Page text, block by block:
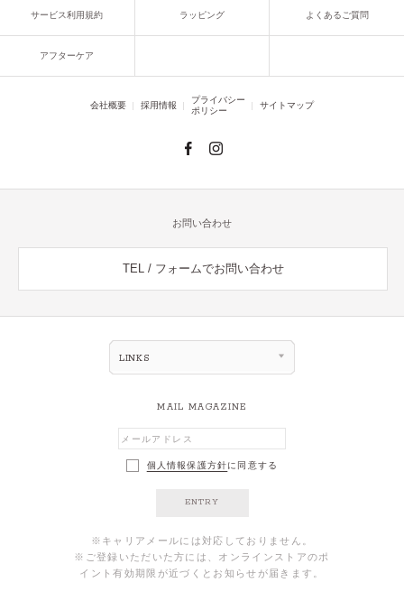
サービス利用規約 ラッピング よくあるご質問
アフターケア
会社概要 採用情報
プライバシー
ポリシー
サイトマップ
お問い合わせ
TEL / フォームでお問い合わせ
LINKS
MAIL MAGAZINE
個人情報保護方針に同意する
ENTRY
※キャリアメールには対応しておりません。
※ご登録いただいた方には、オンラインストアのポ
イント有効期限が近づくとお知らせが届きます。